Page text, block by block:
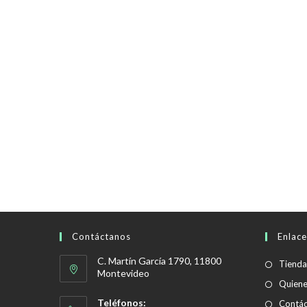
Contáctanos
C. Martín García 1790, 11800
Montevideo
Teléfonos:
Tienda